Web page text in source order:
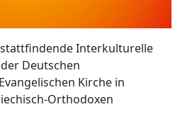
Interkulturelle
Deutschen
Kirche in
Orthodoxen